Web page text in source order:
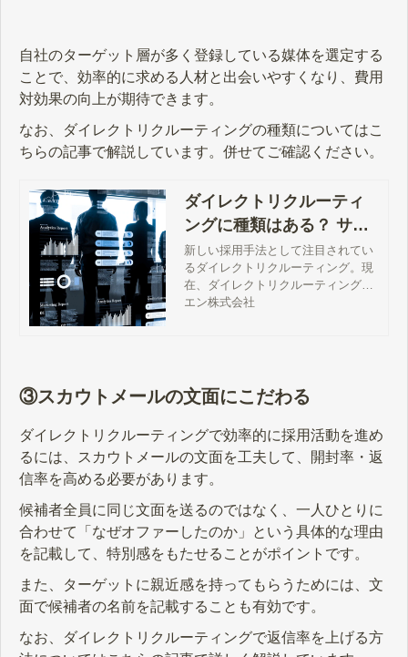
自社のターゲット層が多く登録している媒体を選定する
ことで、効率的に求める人材と出会いやすくなり、費用
対効果の向上が期待できます。
なお、ダイレクトリクルーティングの種類についてはこ
ちらの記事で解説しています。併せてご確認ください。
ダイレクトリクルーティ
ングに種類はある？ サー
ビスの選び方も併せて解
説
新しい採用手法として注目されてい
るダイレクトリクルーティング。現
在、ダイレクトリクルーティングは
さまざまなサービスが登場してお
エン株式会社
③スカウトメールの文面にこだわる
ダイレクトリクルーティングで効率的に採用活動を進め
るには、スカウトメールの文面を工夫して、開封率・返
信率を高める必要があります。
候補者全員に同じ文面を送るのではなく、一人ひとりに
合わせて「なぜオファーしたのか」という具体的な理由
を記載して、特別感をもたせることがポイントです。
また、ターゲットに親近感を持ってもらうためには、文
面で候補者の名前を記載することも有効です。
なお、ダイレクトリクルーティングで返信率を上げる方